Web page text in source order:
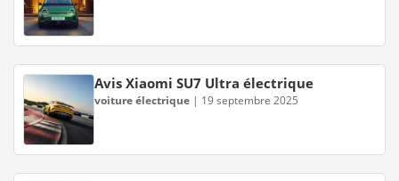
Avis Xiaomi SU7 Ultra électrique
voiture électrique | 19 septembre 2025